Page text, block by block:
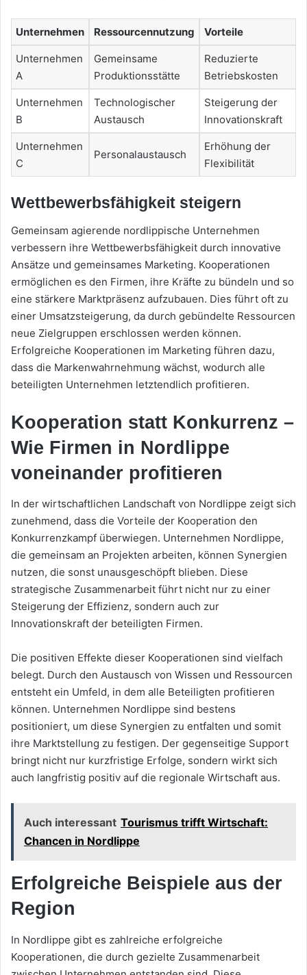
Unternehmen Ressourcennutzung Vorteile
Unternehmen
A
Gemeinsame
Produktionsstätte
Reduzierte
Betriebskosten
Unternehmen
B
Technologischer
Austausch
Steigerung der
Innovationskraft
Unternehmen
C
Personalaustausch
Erhöhung der
Flexibilität
Wettbewerbsfähigkeit steigern
Gemeinsam agierende nordlippische Unternehmen
verbessern ihre Wettbewerbsfähigkeit durch innovative
Ansätze und gemeinsames Marketing. Kooperationen
ermöglichen es den Firmen, ihre Kräfte zu bündeln und so
eine stärkere Marktpräsenz aufzubauen. Dies führt oft zu
einer Umsatzsteigerung, da durch gebündelte Ressourcen
neue Zielgruppen erschlossen werden können.
Erfolgreiche Kooperationen im Marketing führen dazu,
dass die Markenwahrnehmung wächst, wodurch alle
beteiligten Unternehmen letztendlich profitieren.
Kooperation statt Konkurrenz –
Wie Firmen in Nordlippe
voneinander profitieren
In der wirtschaftlichen Landschaft von Nordlippe zeigt sich
zunehmend, dass die Vorteile der Kooperation den
Konkurrenzkampf überwiegen. Unternehmen Nordlippe,
die gemeinsam an Projekten arbeiten, können Synergien
nutzen, die sonst unausgeschöpft blieben. Diese
strategische Zusammenarbeit führt nicht nur zu einer
Steigerung der Effizienz, sondern auch zur
Innovationskraft der beteiligten Firmen.
Die positiven Effekte dieser Kooperationen sind vielfach
belegt. Durch den Austausch von Wissen und Ressourcen
entsteht ein Umfeld, in dem alle Beteiligten profitieren
können. Unternehmen Nordlippe sind bestens
positioniert, um diese Synergien zu entfalten und somit
ihre Marktstellung zu festigen. Der gegenseitige Support
bringt nicht nur kurzfristige Erfolge, sondern wirkt sich
auch langfristig positiv auf die regionale Wirtschaft aus.
Auch interessant Tourismus trifft Wirtschaft:
Chancen in Nordlippe
Erfolgreiche Beispiele aus der
Region
In Nordlippe gibt es zahlreiche erfolgreiche
Kooperationen, die durch gezielte Zusammenarbeit